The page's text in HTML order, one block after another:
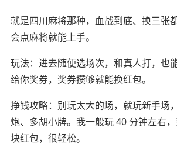
就是四川麻将那种，血战到底、换三张
会点麻将就能上手。
玩法：进去随便选场次，和真人打，也
给你奖券，奖券攒够就能换红包。
挣钱攻略：别玩太大的场，就玩新手场
炮、多胡小牌。我一般玩 40 分钟左右
块红包，很轻松。